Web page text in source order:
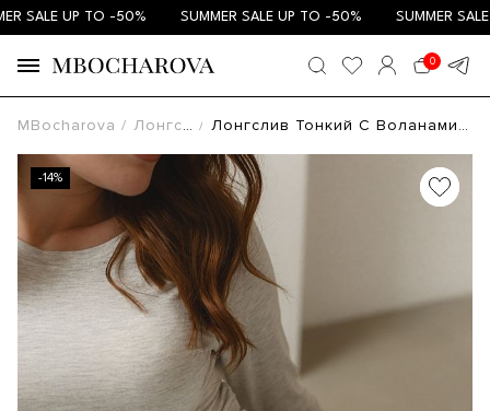
SALE UP TO -50% SUMMER SALE UP TO -50% SUMMER SALE
0
MBocharova Лонгсливы Лонгслив Тонкий С Воланами Меланж LVOLB/3
-14%